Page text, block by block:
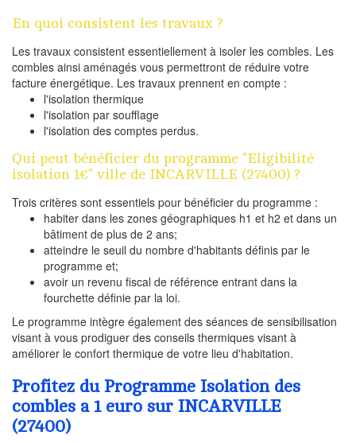
En quoi consistent les travaux ?
Les travaux consistent essentiellement à isoler les combles. Les
combles ainsi aménagés vous permettront de réduire votre
facture énergétique. Les travaux prennent en compte :
l'isolation thermique
l'isolation par soufflage
l'isolation des comptes perdus.
Qui peut bénéficier du programme "Eligibilité
isolation 1€" ville de INCARVILLE (27400) ?
Trois critères sont essentiels pour bénéficier du programme :
habiter dans les zones géographiques h1 et h2 et dans un
bâtiment de plus de 2 ans;
atteindre le seuil du nombre d'habitants définis par le
programme et;
avoir un revenu fiscal de référence entrant dans la
fourchette définie par la loi.
Le programme intègre également des séances de sensibilisation
visant à vous prodiguer des conseils thermiques visant à
améliorer le confort thermique de votre lieu d'habitation.
Profitez du Programme Isolation des
combles a 1 euro sur INCARVILLE
(27400)